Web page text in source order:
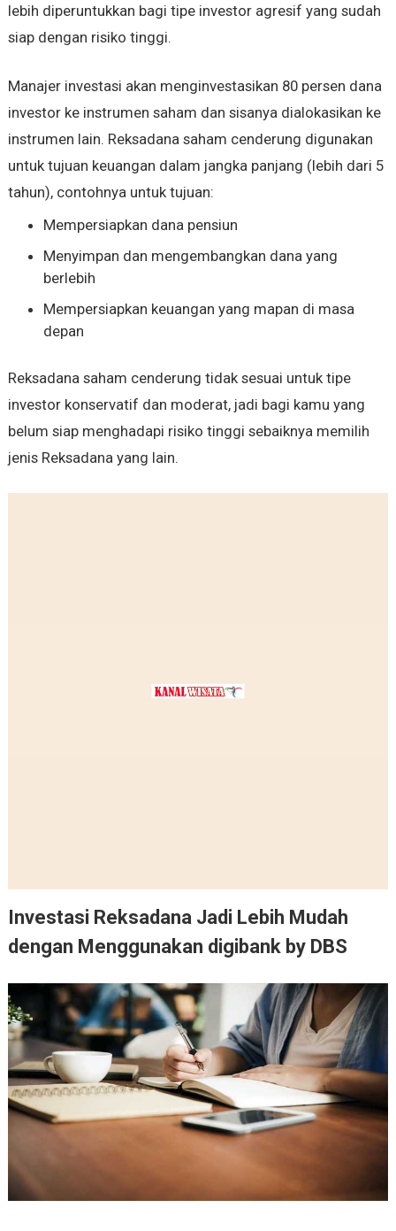
lebih diperuntukkan bagi tipe investor agresif yang sudah
siap dengan risiko tinggi.
Manajer investasi akan menginvestasikan 80 persen dana
investor ke instrumen saham dan sisanya dialokasikan ke
instrumen lain. Reksadana saham cenderung digunakan
untuk tujuan keuangan dalam jangka panjang (lebih dari 5
tahun), contohnya untuk tujuan:
Mempersiapkan dana pensiun
Menyimpan dan mengembangkan dana yang
berlebih
Mempersiapkan keuangan yang mapan di masa
depan
Reksadana saham cenderung tidak sesuai untuk tipe
investor konservatif dan moderat, jadi bagi kamu yang
belum siap menghadapi risiko tinggi sebaiknya memilih
jenis Reksadana yang lain.
Investasi Reksadana Jadi Lebih Mudah
dengan Menggunakan digibank by DBS